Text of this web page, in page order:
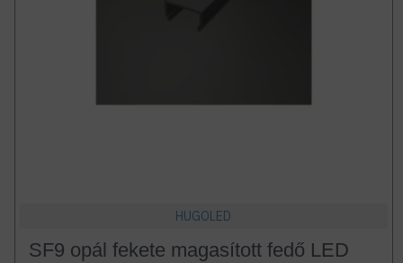
HUGOLED
SF9 opál fekete magasított fedő LED